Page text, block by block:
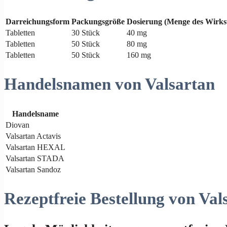
Darreichungsform Packungsgröße Dosierung (Menge des
Tabletten
30 Stück
40 mg
Tabletten
50 Stück
80 mg
Tabletten
50 Stück 160 mg
Handelsnamen von Valsartan
Handelsname
Diovan
Valsartan Actavis
Valsartan HEXAL
Valsartan STADA
Valsartan Sandoz
Rezeptfreie Bestellung von